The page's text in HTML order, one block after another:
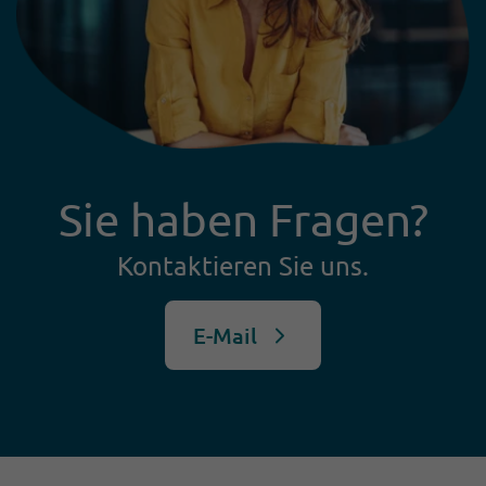
zeigen, worauf es bei der
Einführung eines modernen KI-
gestützten Leserservices ankommt.
Sie haben Fragen?
Kontaktieren Sie uns.
E-Mail